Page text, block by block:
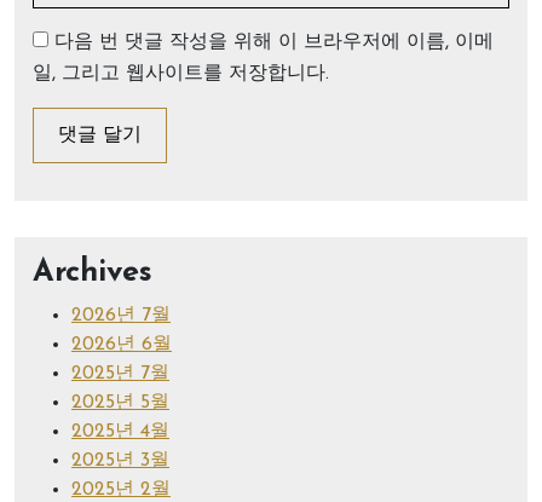
다음 번 댓글 작성을 위해 이 브라우저에 이름, 이메
일, 그리고 웹사이트를 저장합니다.
Archives
2026년 7월
2026년 6월
2025년 7월
2025년 5월
2025년 4월
2025년 3월
2025년 2월